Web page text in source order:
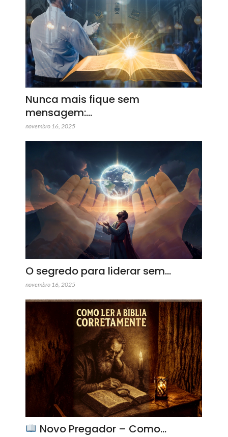
Nunca mais fique sem
mensagem:…
novembro 16, 2025
O segredo para liderar sem…
novembro 16, 2025
Novo Pregador – Como…